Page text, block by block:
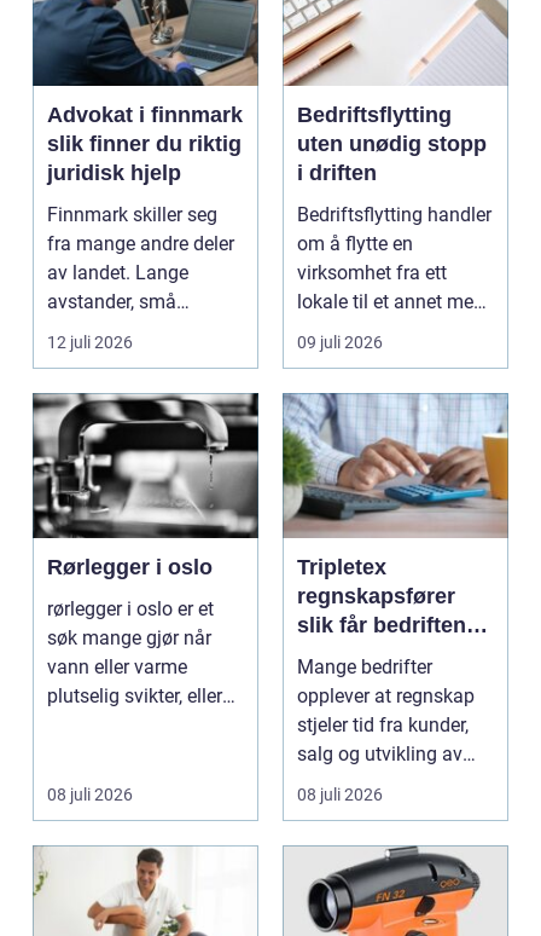
Advokat i finnmark
slik finner du riktig
juridisk hjelp
Finnmark skiller seg
fra mange andre deler
av landet. Lange
avstander, små
lokalsamfunn, sterk
tilkn...
12 juli 2026
Bedriftsflytting
uten unødig stopp
i driften
Bedriftsflytting handler
om å flytte en
virksomhet fra ett
lokale til et annet med
minst mulig...
09 juli 2026
Rørlegger i oslo
rørlegger i oslo er et
søk mange gjør når
vann eller varme
plutselig svikter, eller
08 juli 2026
Tripletex
regnskapsfører
slik får bedriften
mer ut av
regnskapet
Mange bedrifter
opplever at regnskap
stjeler tid fra kunder,
salg og utvikling av
virksomheten. Samt...
08 juli 2026